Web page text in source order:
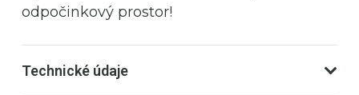
odpočinkový prostor!
Technické údaje